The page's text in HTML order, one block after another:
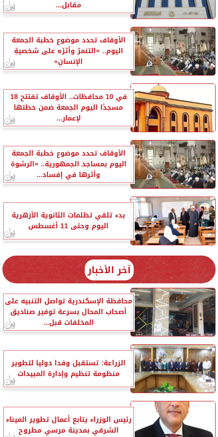
مقابل...
الأوقاف تحدد موضوع خطبة الجمعة
اليوم.. «التنمرُ وأثرُه على شخصيةِ
الإنسانِ»
في 10 محافظات.. الأوقاف تفتتح 18
مسجدًا اليوم الجمعة ضمن خطتها
لإعمار...
الأوقاف تحدد موضوع خطبة الجمعة
اليوم بمساجد الجمهورية.. «الرشوة
وأثرها في إفساد...
بدء تلقي تظلمات الثانوية الأزهرية
اليوم وحتى 11 أغسطس
آخر الأخبار
محافظة الإسكندرية تواصل التنبيه على
أصحاب المحال بسرعة توفير صناديق
المخلفات قبل...
الزراعة: تستقبل وفدا دوليا لتطوير
منظومة تنظيم وإدارة المبيدات
رئيس الوزراء يتابع أعمال تطوير الميناء
الشرقي بمدينة مرسي مطروح